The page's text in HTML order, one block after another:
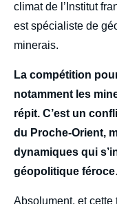
climat de l’Institut
est spécialiste de
minerais.
La compétition
notamment les
répit. C’est un
du Proche-Orient,
dynamiques qui
géopolitique
Absolument, et cette